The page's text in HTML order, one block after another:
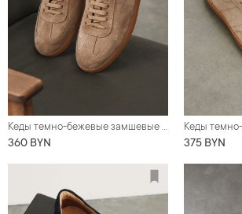
Кеды темно-бежевые замшевые на светло-коричневой подошве
360 BYN 375 BYN